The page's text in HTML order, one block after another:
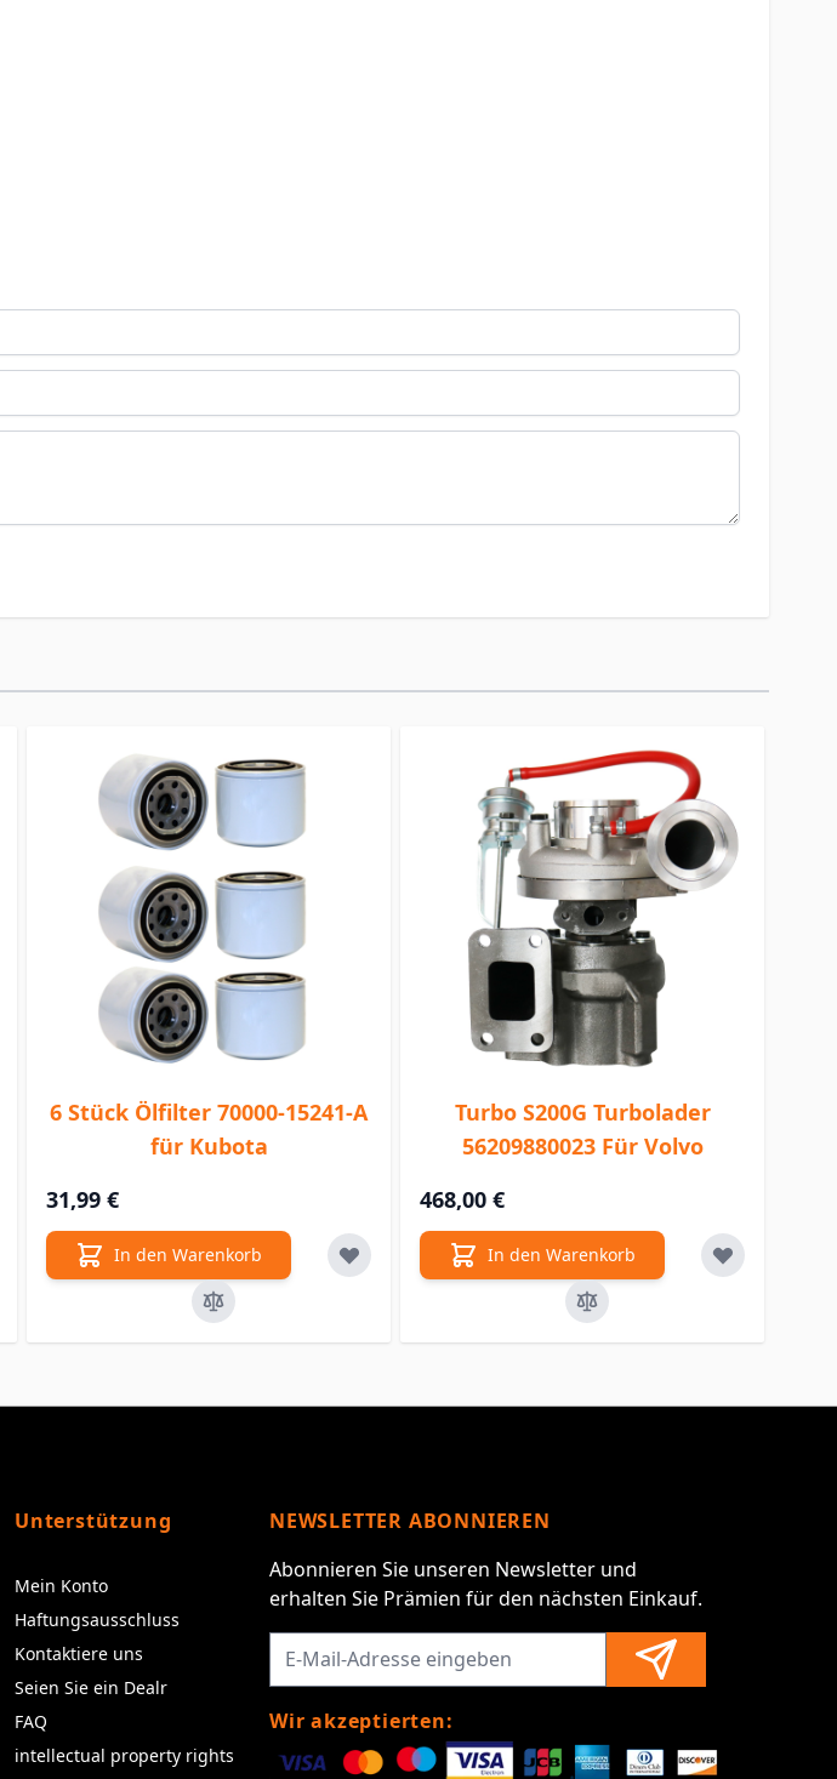
6 Stück Ölfilter 70000-15241-A
für Kubota
31,99 €
In den Warenkorb
Turbo S200G Turbolader
56209880023 Für Volvo
468,00 €
In den Warenkorb
Unterstützung
Mein Konto
Haftungsausschluss
Kontaktiere uns
Seien Sie ein Dealr
FAQ
intellectual property rights
NEWSLETTER ABONNIEREN
Abonnieren Sie unseren Newsletter und
erhalten Sie Prämien für den nächsten Einkauf.
Wir akzeptierten: